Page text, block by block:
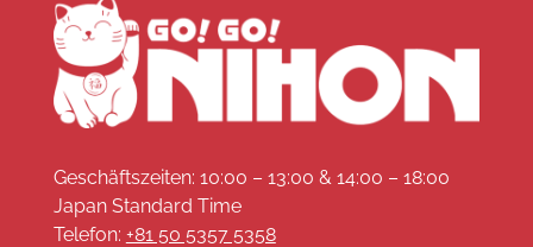
Geschäftszeiten: 10:00 – 13:00 & 14:00 – 18:00
Japan Standard Time
Telefon: +81 50 5357 5358